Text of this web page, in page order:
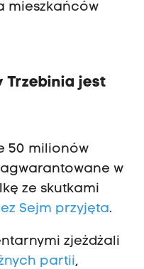
mieszkańców
Trzebinia jest
50 milionów
w
ze skutkami
Sejm przyjęta.
zjeżdżali
partii,